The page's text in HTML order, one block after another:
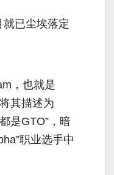
已尘埃落定
，也就是
其描述为
是GTO”，暗
职业选手中